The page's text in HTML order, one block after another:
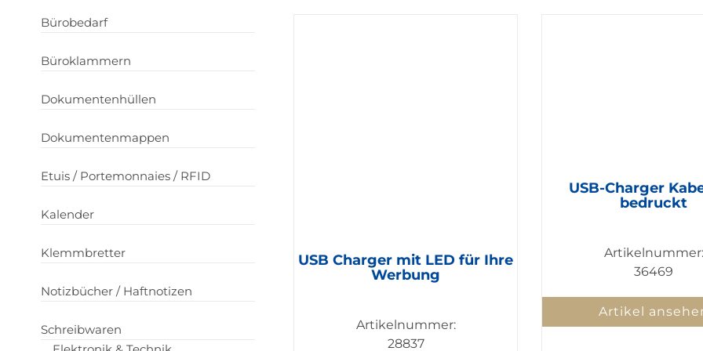
Bürobedarf
Büroklammern
Dokumentenhüllen
Dokumentenmappen
Etuis / Portemonnaies / RFID
Kalender
Klemmbretter
Notizbücher / Haftnotizen
Schreibwaren
USB Charger mit LED für Ihre
Werbung
Artikelnummer:
28837
USB-Charger
bedruckt
Artikelnummer:
36469
Artikel